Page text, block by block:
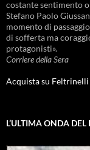
costante sentimento
Stefano Paolo
momento di
di sofferta ma
protagonisti».
Corriere della Sera
Acquista su
L’ULTIMA ONDA DEL